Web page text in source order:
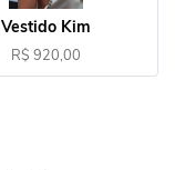
Vestido Kim
R$ 920,00